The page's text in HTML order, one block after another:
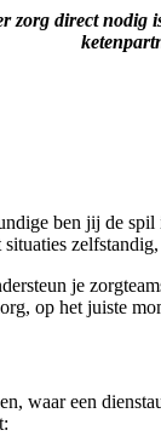
zorg direct nodig
ben jij de
je
op het juiste
waar een